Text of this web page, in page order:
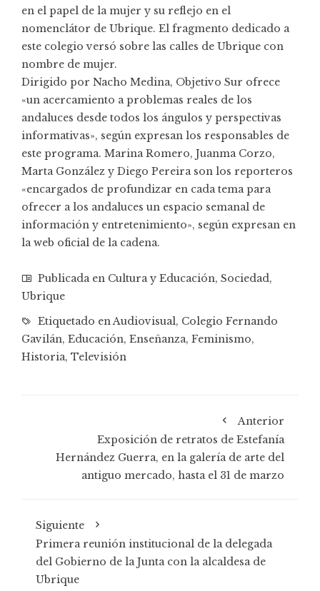
en el papel de la mujer y su reflejo en el
nomenclátor de Ubrique. El fragmento dedicado a
este colegio versó sobre las calles de Ubrique con
nombre de mujer.
Dirigido por Nacho Medina, Objetivo Sur ofrece
«un acercamiento a problemas reales de los
andaluces desde todos los ángulos y perspectivas
informativas», según expresan los responsables de
este programa. Marina Romero, Juanma Corzo,
Marta González y Diego Pereira son los reporteros
«encargados de profundizar en cada tema para
ofrecer a los andaluces un espacio semanal de
información y entretenimiento», según expresan en
la web oficial de la cadena.
Publicada en Cultura y Educación, Sociedad,
Ubrique
Etiquetado enAudiovisual, Colegio Fernando
Gavilán, Educación, Enseñanza, Feminismo,
Historia, Televisión
Anterior
Exposición de retratos de Estefanía
Hernández Guerra, en la galería de arte del
antiguo mercado, hasta el 31 de marzo
Siguiente
Primera reunión institucional de la delegada
del Gobierno de la Junta con la alcaldesa de
Ubrique